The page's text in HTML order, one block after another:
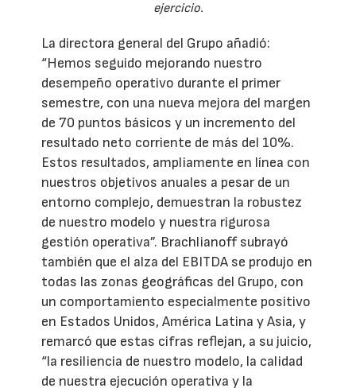
ejercicio.
La directora general del Grupo añadió:
“Hemos seguido mejorando nuestro
desempeño operativo durante el primer
semestre, con una nueva mejora del margen
de 70 puntos básicos y un incremento del
resultado neto corriente de más del 10%.
Estos resultados, ampliamente en línea con
nuestros objetivos anuales a pesar de un
entorno complejo, demuestran la robustez
de nuestro modelo y nuestra rigurosa
gestión operativa”. Brachlianoff subrayó
también que el alza del EBITDA se produjo en
todas las zonas geográficas del Grupo, con
un comportamiento especialmente positivo
en Estados Unidos, América Latina y Asia, y
remarcó que estas cifras reflejan, a su juicio,
“la resiliencia de nuestro modelo, la calidad
de nuestra ejecución operativa y la